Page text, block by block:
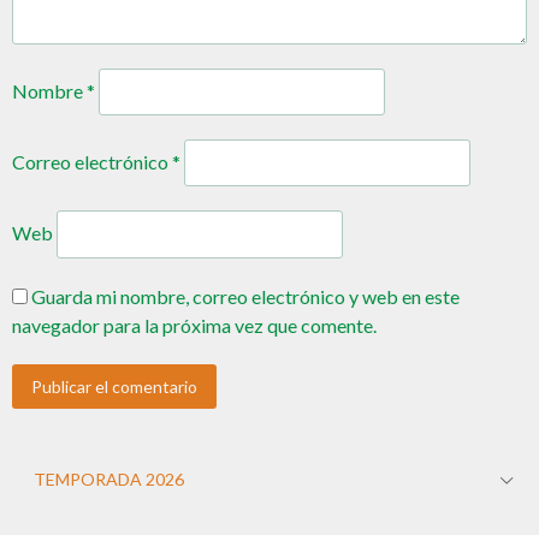
Nombre*
Correo electrónico*
Web
Guarda mi nombre, correo electrónico y web en este
navegador para la próxima vez que comente.
TEMPORADA 2026